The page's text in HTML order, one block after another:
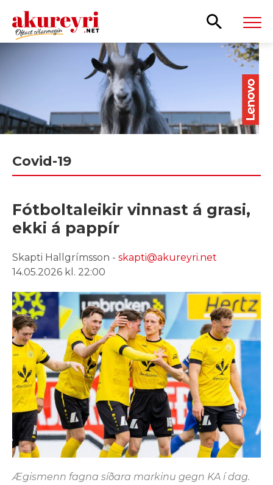
Covid-19
Fótboltaleikir vinnast á grasi,
ekki á pappír
Skapti Hallgrímsson - skapti@akureyri.net
14.05.2026 kl. 22:00
Ægismenn fagna síðara markinu gegn KA í dag.